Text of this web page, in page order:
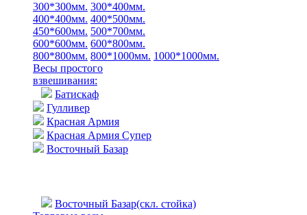
300*300мм. 300*400мм.
400*400мм. 400*500мм.
450*600мм. 500*700мм.
600*600мм. 600*800мм.
800*800мм. 800*1000мм. 1000*1000мм.
Весы простого
взвешивания:
Батискаф
Гулливер
Красная Армия
Красная Армия Супер
Восточный Базар
Восточный Базар(скл. стойка)